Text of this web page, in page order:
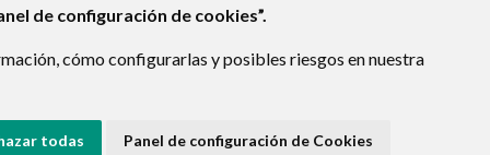
de configuración de cookies”.
cómo configurarlas y posibles riesgos en nuestra
todas Panel de configuración de Cookies